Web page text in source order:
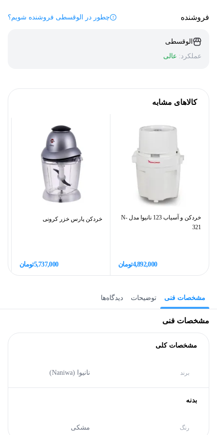
فروشنده چطور در الوقسطی فروشنده شویم؟
الوقسطی
عملکرد: عالی
کالاهای مشابه
خردکن و آسیاب 123 نانیوا مدل N-
321
4,892,000تومان
خردکن پارس خزر کرونی
5,737,000تومان
مشخصات فنی توضیحات دیدگاه‌ها
مشخصات فنی
مشخصات کلی
برند نانیوا (Naniwa)
بدنه
رنگ مشکی